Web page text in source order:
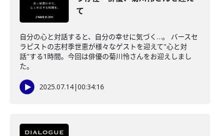
て
自分の心と対話すると、自分の幸せに気づく…。 バースセ
ラピストの志村季世恵が様々なゲストを迎えて"心と対
話"する1時間。今回は俳優の菊川怜さんをお迎えしまし
た。
2025.07.14|00:34:16